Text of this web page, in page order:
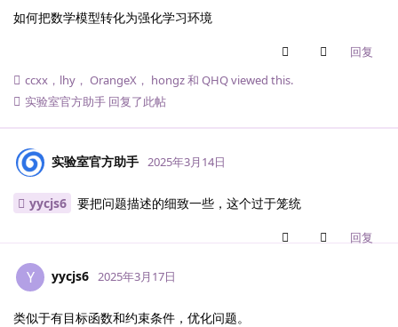
如何把数学模型转化为强化学习环境
回复
ccxx ， lhy ， OrangeX ， hongz和 QHQviewed this.
实验室官方助手 回复了此帖
实验室官方助手 2025年3月14日
yycjs6 要把问题描述的细致一些，这个过于笼统
回复
Y yycjs6 2025年3月17日
类似于有目标函数和约束条件，优化问题。